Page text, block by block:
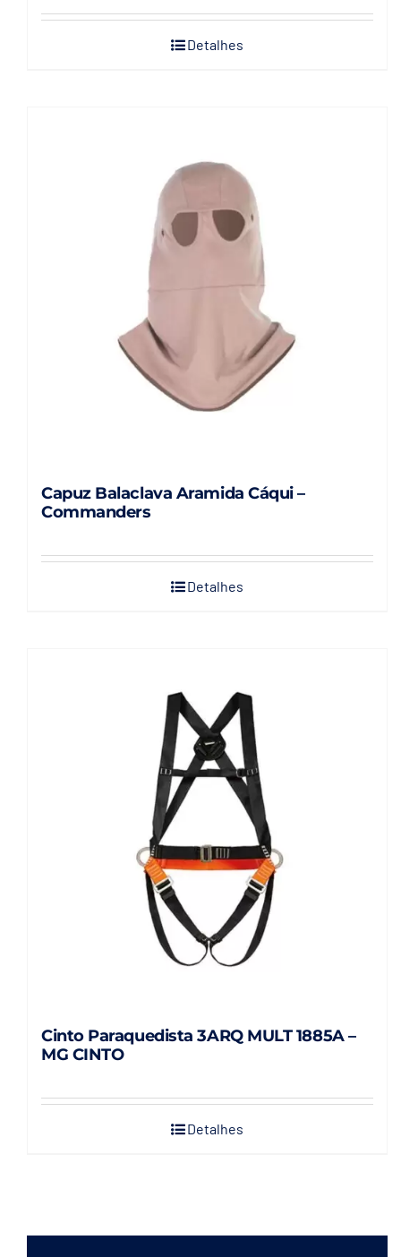
Detalhes
Capuz Balaclava Aramida Cáqui –
Commanders
Detalhes
Cinto Paraquedista 3ARQ MULT 1885A –
MG CINTO
Detalhes